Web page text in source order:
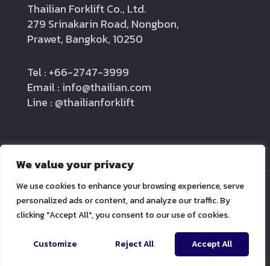
We value your privacy
We use cookies to enhance your browsing experience, serve
personalized ads or content, and analyze our traffic. By
clicking "Accept All", you consent to our use of cookies.
Customize Reject All Accept All
Thailian Forklift Co., Ltd.
279 Srinakarin Road, Nongbon,
Prawet, Bangkok, 10250
Tel : +66-2747-3999
Email : info@thailian.com
Line : @thailianforklift
Contact us